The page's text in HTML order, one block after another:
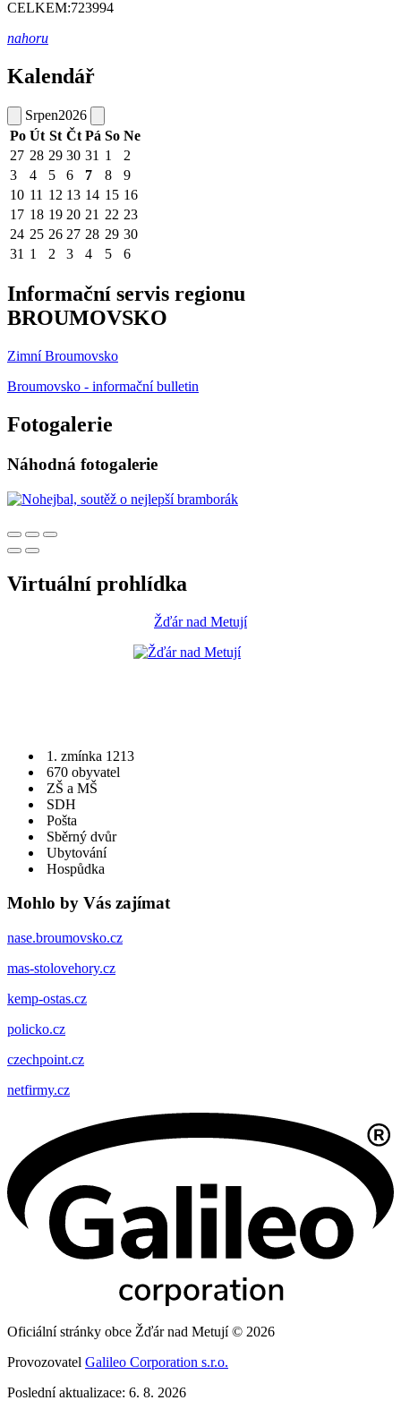
CELKEM:723994
nahoru
Kalendář
Srpen2026
Po Út St Čt Pá So Ne
27 28 29 30 31 1
2
3
4 5 6 7 8
9
10 11 12 13 14 15 16
17 18 19 20 21 22 23
24 25 26 27 28 29 30
31 1 2 3 4 5 6
Informační servis regionu
BROUMOVSKO
Zimní Broumovsko
Broumovsko - informační bulletin
Fotogalerie
Náhodná fotogalerie
Virtuální prohlídka
Žďár nad Metují
1. zmínka 1213
670 obyvatel
ZŠ a MŠ
SDH
Pošta
Sběrný dvůr
Ubytování
Hospůdka
Mohlo by Vás zajímat
nase.broumovsko.cz
mas-stolovehory.cz
kemp-ostas.cz
policko.cz
czechpoint.cz
netfirmy.cz
Oficiální stránky obce Žďár nad Metují © 2026
Provozovatel Galileo Corporation s.r.o.
Poslední aktualizace: 6. 8. 2026